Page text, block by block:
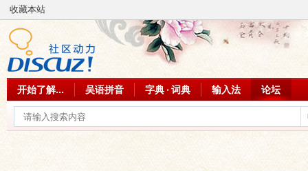
收藏本站
开始了解... 吴语拼音 字典 · 词典 输入法 论坛